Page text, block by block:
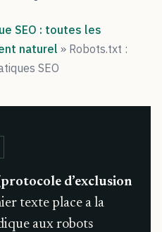
SEO : toutes les
naturel » Robots.txt :
SEO
d’exclusion
texte place a la
aux robots